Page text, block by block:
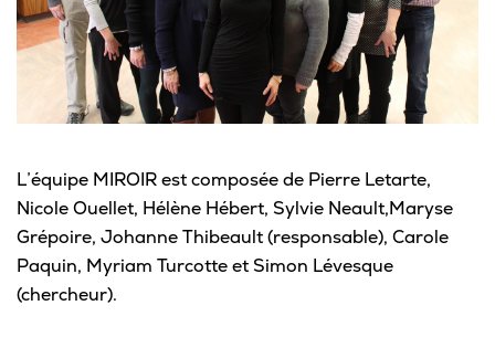
L’équipe MIROIR est composée de Pierre Letarte,
Nicole Ouellet, Hélène Hébert, Sylvie Neault,Maryse
Grépoire, Johanne Thibeault (responsable), Carole
Paquin, Myriam Turcotte et Simon Lévesque
(chercheur).